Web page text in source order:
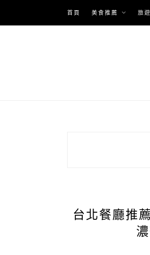
content
首頁 美食推薦 旅
台北餐廳推